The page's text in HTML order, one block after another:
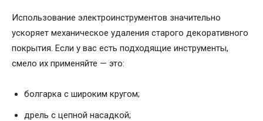
Использование электроинструментов значительно
ускоряет механическое удаления старого декоративного
покрытия. Если у вас есть подходящие инструменты,
смело их применяйте — это:
болгарка с широким кругом;
дрель с цепной насадкой;